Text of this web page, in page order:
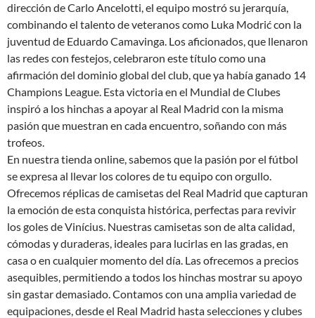
dirección de Carlo Ancelotti, el equipo mostró su jerarquía,
combinando el talento de veteranos como Luka Modrić con la
juventud de Eduardo Camavinga. Los aficionados, que llenaron
las redes con festejos, celebraron este título como una
afirmación del dominio global del club, que ya había ganado 14
Champions League. Esta victoria en el Mundial de Clubes
inspiró a los hinchas a apoyar al Real Madrid con la misma
pasión que muestran en cada encuentro, soñando con más
trofeos.
En nuestra tienda online, sabemos que la pasión por el fútbol
se expresa al llevar los colores de tu equipo con orgullo.
Ofrecemos réplicas de camisetas del Real Madrid que capturan
la emoción de esta conquista histórica, perfectas para revivir
los goles de Vinícius. Nuestras camisetas son de alta calidad,
cómodas y duraderas, ideales para lucirlas en las gradas, en
casa o en cualquier momento del día. Las ofrecemos a precios
asequibles, permitiendo a todos los hinchas mostrar su apoyo
sin gastar demasiado. Contamos con una amplia variedad de
equipaciones, desde el Real Madrid hasta selecciones y clubes